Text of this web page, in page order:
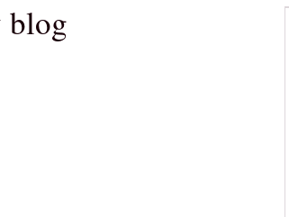
blog